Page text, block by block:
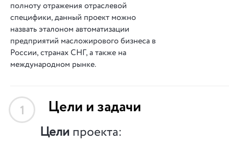
полноту отражения отраслевой
специфики, данный проект можно
назвать эталоном автоматизации
предприятий масложирового бизнеса в
России, странах СНГ, а также на
международном рынке.
1 Цели и задачи
Цели проекта: